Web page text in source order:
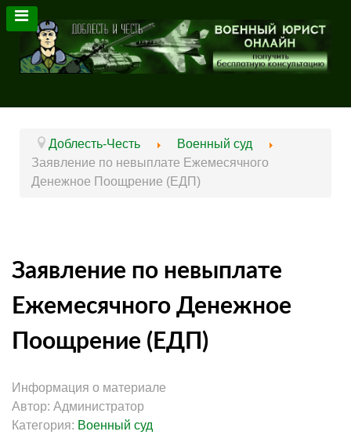
Доблесть-Честь
Военный суд
Заявление по невыплате Ежемесячного
Денежное Поощрение (ЕДП)
Заявление по невыплате
Ежемесячного Денежное
Поощрение (ЕДП)
Информация о материале
Автор: Администратор
Категория: Военный суд